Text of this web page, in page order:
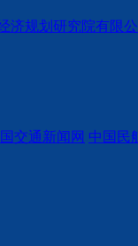
济规划研究院有限
交通新闻网 中国民